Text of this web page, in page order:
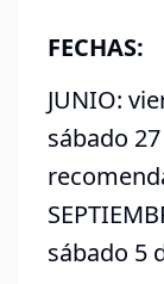
FECHAS:
JUNIO:
sábado
sábado 5